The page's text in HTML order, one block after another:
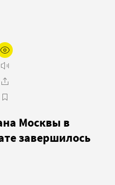
Москвы в
завершилось